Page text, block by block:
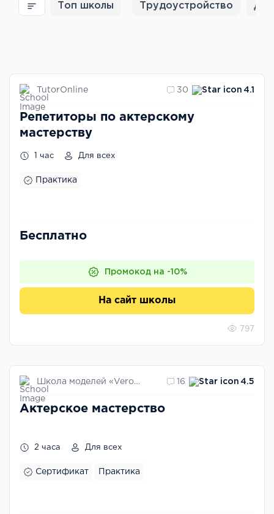
Топ школы Трудоустройство
TutorOnline 30 4.1
Репетиторы по актерскому
мастерству
1 час Для всех
Практика
Бесплатно
Промокод на -10%
На сайт школы
797
Школа моделей «Verona Models» 16 4.5
Актерское мастерство
2 часа Для всех
Сертификат Практика